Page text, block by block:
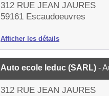
312 RUE JEAN JAURES
59161 Escaudoeuvres
Afficher les détails
Auto ecole leduc (SARL) -
312 RUE JEAN JAURES